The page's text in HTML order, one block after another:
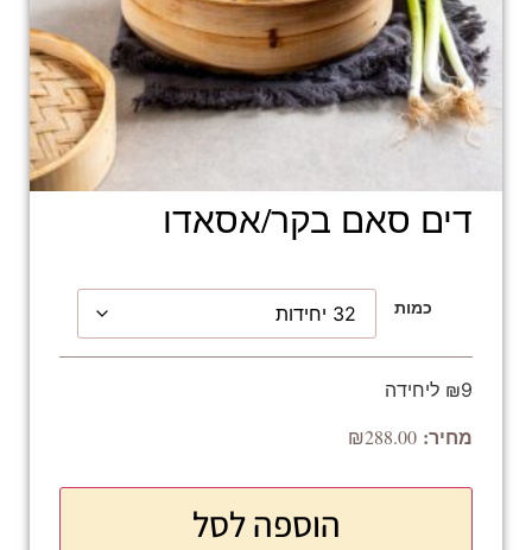
דים סאם בקר/אסאדו
כמות
₪9 ליחידה
₪288.00
הוספה לסל